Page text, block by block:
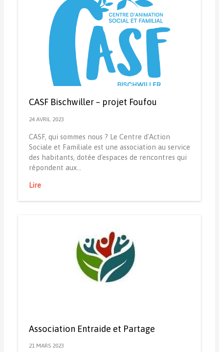
CASF Bischwiller – projet Foufou
24 AVRIL 2023
CASF, qui sommes nous ? Le Centre d'Action
Sociale et Familiale est une association au service
des habitants, dotée d'espaces de rencontres qui
répondent aux…
Lire
Association Entraide et Partage
21 MARS 2023